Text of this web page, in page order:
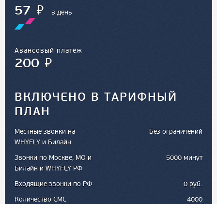
57 ⃏ в день
Авансовый платёж
200 ⃏
ВКЛЮЧЕНО В ТАРИФНЫЙ
ПЛАН
Местные звонки на
WHYFLY и Билайн
Без ограничений
Звонки по Москве, МО и
Билайн и WHYFLY РФ
5000 минут
Входящие звонки по РФ
0 руб.
Количество СМС
4000